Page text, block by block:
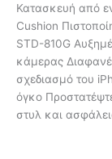
Κατασκευή από
Cushion
STD-810G
κάμερας
σχεδιασμό του
όγκο
στυλ και